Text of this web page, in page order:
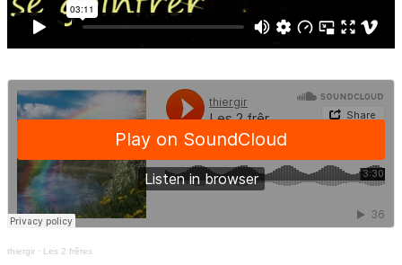
thiergir · Les 2 frêres